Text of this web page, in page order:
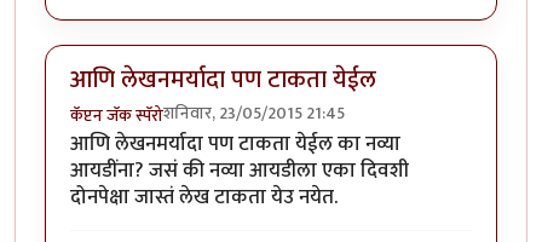
आणि लेखनमर्यादा पण टाकता येईल
कॅप्टन जॅक स्पॅरोशनिवार, 23/05/2015 21:45
आणि लेखनमर्यादा पण टाकता येईल का नव्या
आयडींना? जसं की नव्या आयडीला एका दिवशी
दोनपेक्षा जास्तं लेख टाकता येउ नयेत.